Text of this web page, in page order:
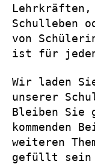
Lehrkräften,
Schulleben
von
ist für
Wir laden
unserer
Bleiben Sie
kommenden
weiteren
gefüllt sein